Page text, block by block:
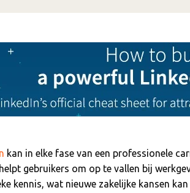
kan in elke fase van een professionele
gebruikers om op te vallen bij
kennis, wat nieuwe zakelijke kansen